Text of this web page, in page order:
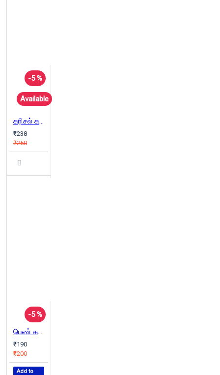
-5 %
Available
கரிசல் கதைகள் - கி.ரா
₹238
₹250
-5 %
பெண் கதைகள்
₹190
₹200
Add to